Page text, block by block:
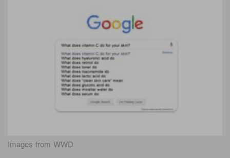
Images from WWD